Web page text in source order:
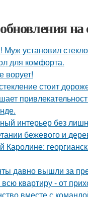
на
установил
для комфорта.
ворует!
стоит
интерьер без
бежевого и
давно вышли за
квартиру - от